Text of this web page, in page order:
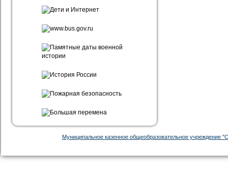
Муниципальное казенное общеобразовательное учреждение